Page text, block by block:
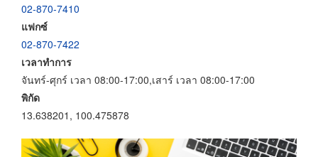
02-870-7410
แฟกซ์
02-870-7422
เวลาทำการ
จันทร์-ศุกร์ เวลา 08:00-17:00,เสาร์ เวลา 08:00-17:00
พิกัด
13.638201, 100.475878